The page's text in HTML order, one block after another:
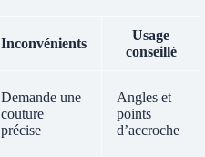
Inconvénients
Usage
conseillé
Demande une
couture
précise
Angles et
points
d’accroche